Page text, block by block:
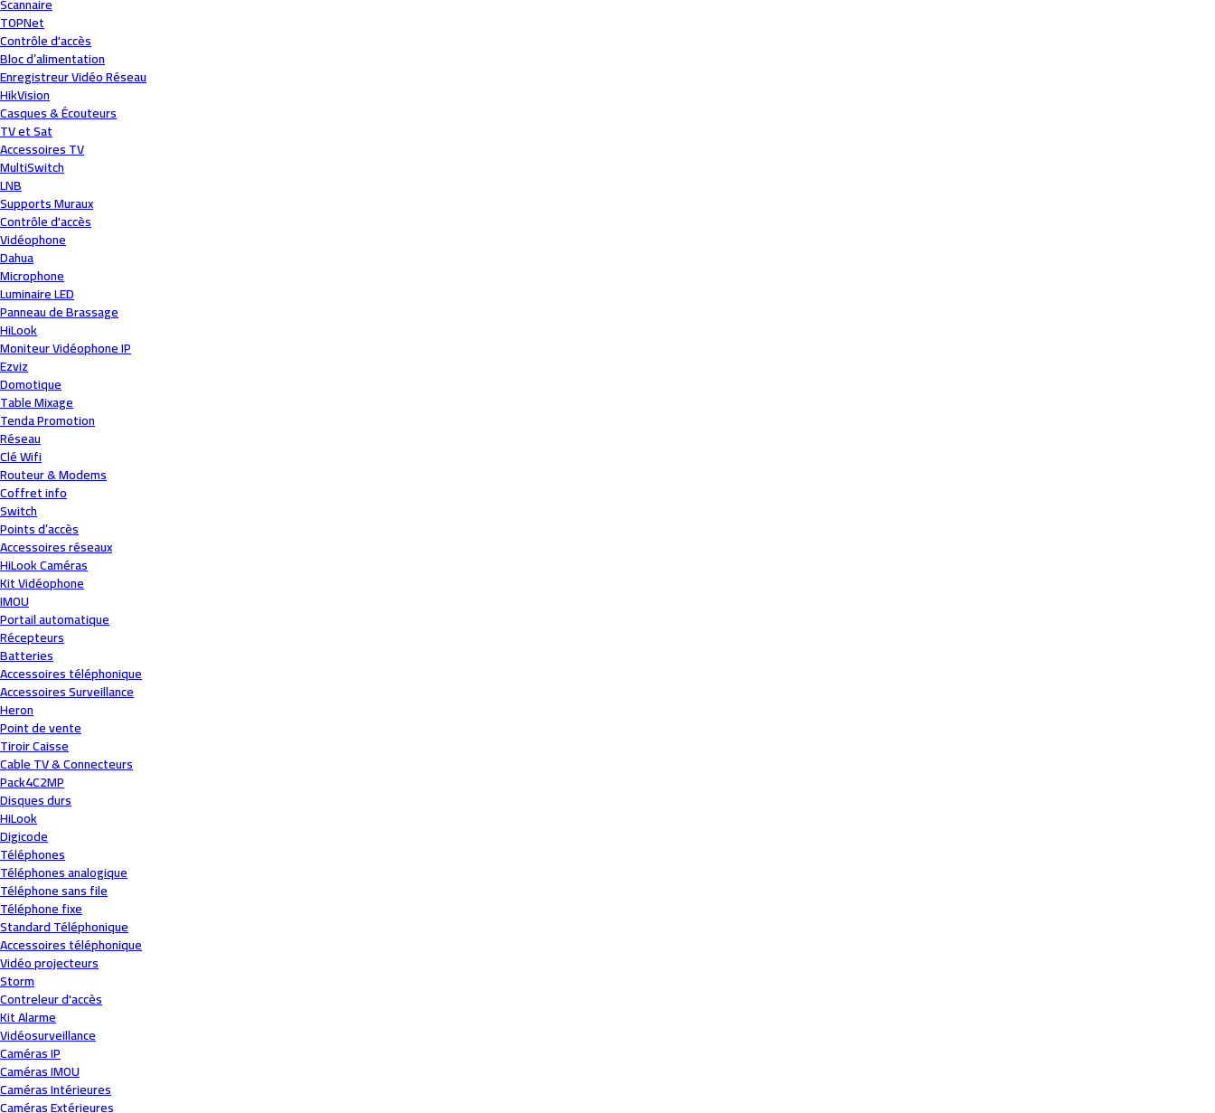
Scannaire
TOPNet
Contrôle d'accès
Bloc d’alimentation
Enregistreur Vidéo Réseau
HikVision
Casques & Écouteurs
TV et Sat
Accessoires TV
MultiSwitch
LNB
Supports Muraux
Contrôle d'accès
Vidéophone
Dahua
Microphone
Luminaire LED
Panneau de Brassage
HiLook
Moniteur Vidéophone IP
Ezviz
Domotique
Table Mixage
Tenda Promotion
Réseau
Clé Wifi
Routeur & Modems
Coffret info
Switch
Points d’accès
Accessoires réseaux
HiLook Caméras
Kit Vidéophone
IMOU
Portail automatique
Récepteurs
Batteries
Accessoires téléphonique
Accessoires Surveillance
Heron
Point de vente
Tiroir Caisse
Cable TV & Connecteurs
Pack4C2MP
Disques durs
HiLook
Digicode
Téléphones
Téléphones analogique
Téléphone sans file
Téléphone fixe
Standard Téléphonique
Accessoires téléphonique
Vidéo projecteurs
Storm
Contreleur d'accès
Kit Alarme
Vidéosurveillance
Caméras IP
Caméras IMOU
Caméras Intérieures
Caméras Extérieures